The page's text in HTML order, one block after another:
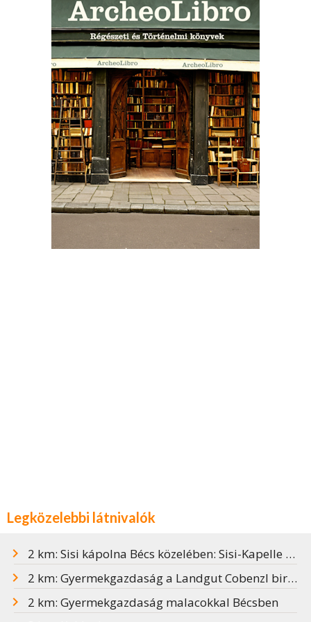
Legközelebbi látnivalók
2 km: Sisi kápolna Bécs közelében: Sisi-Kapelle Am Himmel
2 km: Gyermekgazdaság a Landgut Cobenzl birtokon
2 km: Gyermekgazdaság malacokkal Bécsben